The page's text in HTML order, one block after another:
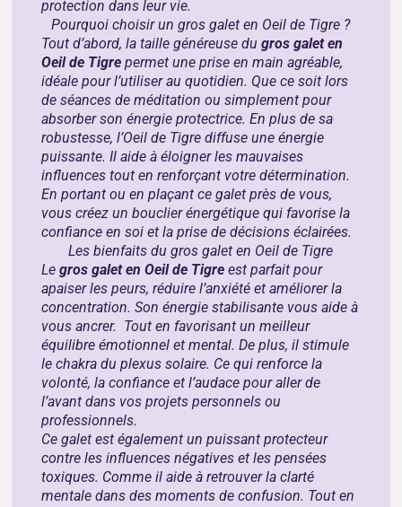
protection dans leur vie.
Pourquoi choisir un gros galet en Oeil de Tigre ?
Tout d’abord, la taille généreuse dugros galet en
Oeil de Tigre permet une prise en main agréable,
idéale pour l’utiliser au quotidien. Que ce soit lors
de séances de méditation ou simplement pour
absorber son énergie protectrice. En plus de sa
robustesse, l’Oeil de Tigre diffuse une énergie
puissante. Il aide à éloigner les mauvaises
influences tout en renforçant votre détermination.
En portant ou en plaçant ce galet près de vous,
vous créez un bouclier énergétique qui favorise la
confiance en soi et la prise de décisions éclairées.
Les bienfaits du gros galet en Oeil de Tigre
Legros galet en Oeil de Tigre est parfait pour
apaiser les peurs, réduire l’anxiété et améliorer la
concentration. Son énergie stabilisante vous aide à
vous ancrer. Tout en favorisant un meilleur
équilibre émotionnel et mental. De plus, il stimule
le chakra du plexus solaire. Ce qui renforce la
volonté, la confiance et l’audace pour aller de
l’avant dans vos projets personnels ou
professionnels.
Ce galet est également un puissant protecteur
contre les influences négatives et les pensées
toxiques. Comme il aide à retrouver la clarté
mentale dans des moments de confusion. Tout en